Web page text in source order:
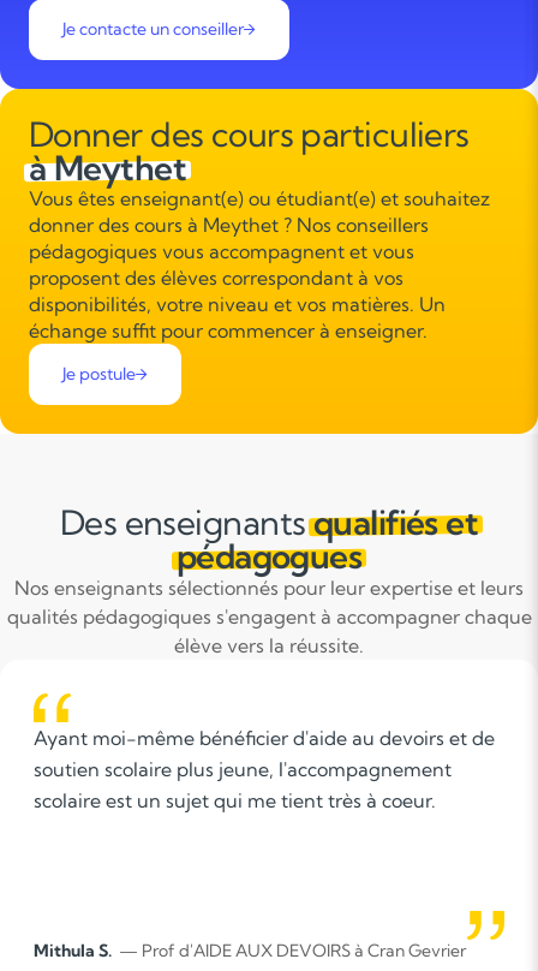
Je contacte un conseiller
Donner des cours particuliers
à Meythet
Vous êtes enseignant(e) ou étudiant(e) et souhaitez
donner des cours à Meythet ? Nos conseillers
pédagogiques vous accompagnent et vous
proposent des élèves correspondant à vos
disponibilités, votre niveau et vos matières. Un
échange suffit pour commencer à enseigner.
Je postule
Des enseignantsqualifiés et
pédagogues
Nos enseignants sélectionnés pour leur expertise et leurs
qualités pédagogiques s'engagent à accompagner chaque
élève vers la réussite.
au devoirs et de
à coeur.
à Cran Gevrier
Ayant passé mon diplôme
Teacher Status), j’ai appris
d’enseigner mêlant le jeu et
Hélène B.— Prof d'ANGLAIS à